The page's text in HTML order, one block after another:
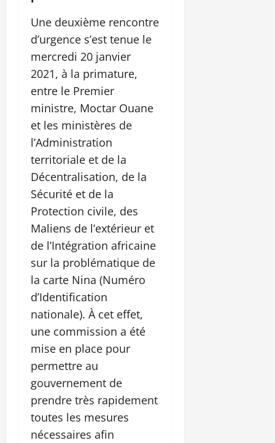
Une deuxième rencontre
d’urgence s’est tenue le
mercredi 20 janvier
2021, à la primature,
entre le Premier
ministre, Moctar Ouane
et les ministères de
l’Administration
territoriale et de la
Décentralisation, de la
Sécurité et de la
Protection civile, des
Maliens de l’extérieur et
de l’Intégration africaine
sur la problématique de
la carte Nina (Numéro
d’Identification
nationale). À cet effet,
une commission a été
mise en place pour
permettre au
gouvernement de
prendre très rapidement
toutes les mesures
nécessaires afin